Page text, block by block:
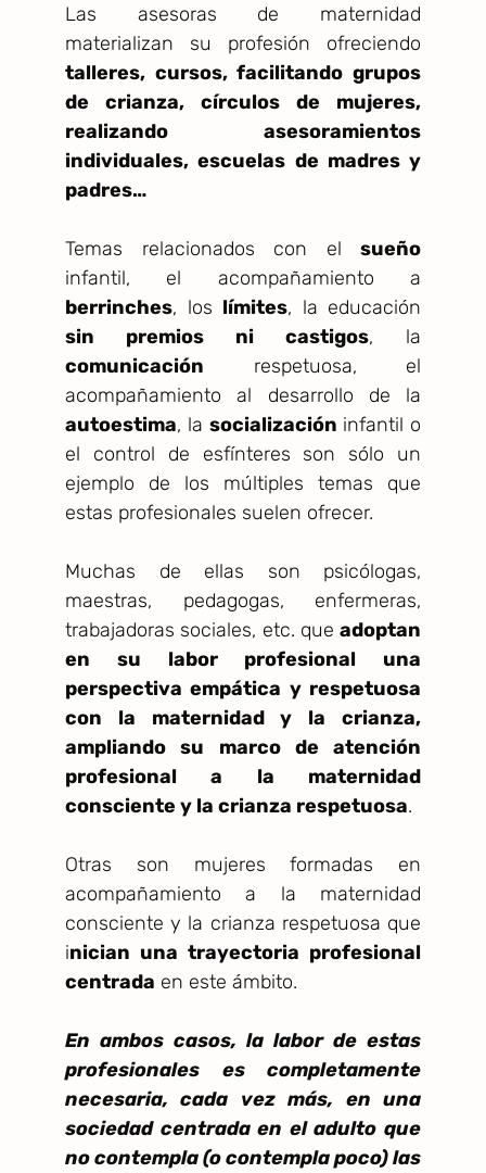
Las asesoras de maternidad
materializan su profesión ofreciendo
talleres, cursos, facilitando grupos
de crianza, círculos de mujeres,
realizando asesoramientos
individuales, escuelas de madres y
padres…
Temas relacionados con el sueño
infantil, el acompañamiento a
berrinches, los límites, la educación
sin premios ni castigos, la
comunicación respetuosa, el
acompañamiento al desarrollo de la
autoestima, la socialización infantil o
el control de esfínteres son sólo un
ejemplo de los múltiples temas que
estas profesionales suelen ofrecer.
Muchas de ellas son psicólogas,
maestras, pedagogas, enfermeras,
trabajadoras sociales, etc. que adoptan
en su labor profesional una
perspectiva empática y respetuosa
con la maternidad y la crianza,
ampliando su marco de atención
profesional a la maternidad
consciente y la crianza respetuosa.
Otras son mujeres formadas en
acompañamiento a la maternidad
consciente y la crianza respetuosa que
inician una trayectoria profesional
centrada en este ámbito.
En ambos casos, la labor de estas
profesionales es completamente
necesaria, cada vez más, en una
sociedad centrada en el adulto que
no contempla (o contempla poco) las